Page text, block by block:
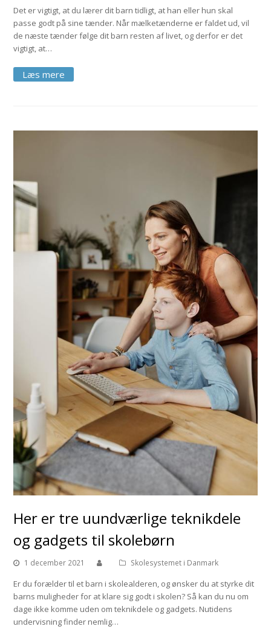
Det er vigtigt, at du lærer dit barn tidligt, at han eller hun skal
passe godt på sine tænder. Når mælketænderne er faldet ud, vil
de næste tænder følge dit barn resten af livet, og derfor er det
vigtigt, at…
Her er tre uundværlige teknikdele
og gadgets til skolebørn
1 december 2021 Skolesystemet i Danmark
Er du forælder til et barn i skolealderen, og ønsker du at styrke dit
barns muligheder for at klare sig godt i skolen? Så kan du nu om
dage ikke komme uden om teknikdele og gadgets. Nutidens
undervisning finder nemlig…